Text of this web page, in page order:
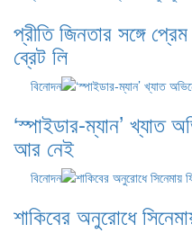
প্রীতি জিনতার সঙ্গে
ব্রেট লি
বিনোদন
‘স্পাইডার-ম্যান’ খ্যাত
আর নেই
বিনোদন
শাকিবের অনুরোধে